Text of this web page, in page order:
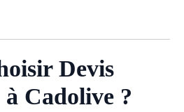
Devis
Cadolive ?